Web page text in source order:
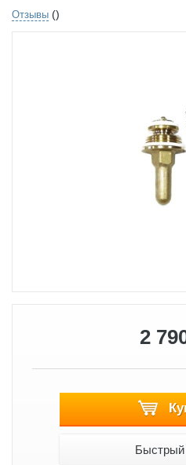
Отзывы ()
2
Быстрый